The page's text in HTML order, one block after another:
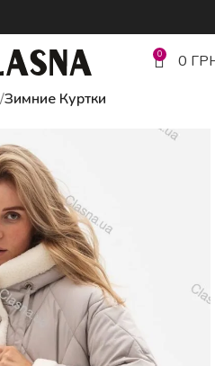
0 0
Зимние Куртки